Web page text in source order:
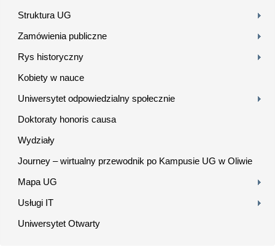
Struktura UG
Zamówienia publiczne
Rys historyczny
Kobiety w nauce
Uniwersytet odpowiedzialny społecznie
Doktoraty honoris causa
Wydziały
Journey – wirtualny przewodnik po Kampusie UG w Oliwie
Mapa UG
Usługi IT
Uniwersytet Otwarty